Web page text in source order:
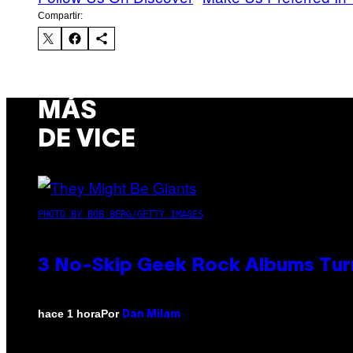
Compartir:
MÁS
DE VICE
PHOTO BY BOB BERG/GETTY IMAGES
3 No-Skip Geek Rock Albums
hace 1 horaPor Dan Milam